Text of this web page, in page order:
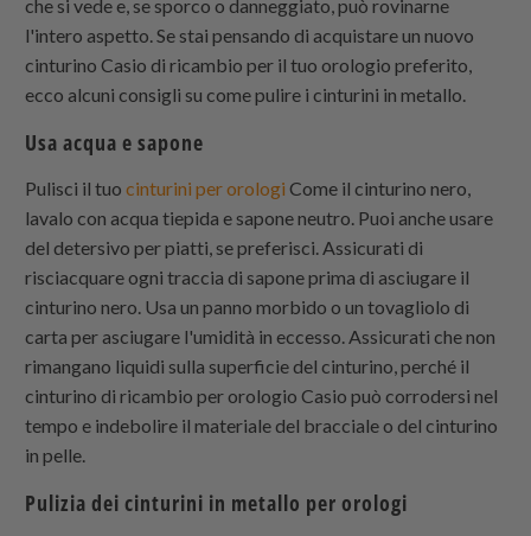
che si vede e, se sporco o danneggiato, può rovinarne
l'intero aspetto. Se stai pensando di acquistare un nuovo
cinturino Casio di ricambio per il tuo orologio preferito,
ecco alcuni consigli su come pulire i cinturini in metallo.
Usa acqua e sapone
Pulisci il tuocinturini per orologi Come il cinturino nero,
lavalo con acqua tiepida e sapone neutro. Puoi anche usare
del detersivo per piatti, se preferisci. Assicurati di
risciacquare ogni traccia di sapone prima di asciugare il
cinturino nero. Usa un panno morbido o un tovagliolo di
carta per asciugare l'umidità in eccesso. Assicurati che non
rimangano liquidi sulla superficie del cinturino, perché il
cinturino di ricambio per orologio Casio può corrodersi nel
tempo e indebolire il materiale del bracciale o del cinturino
in pelle.
Pulizia dei cinturini in metallo per orologi